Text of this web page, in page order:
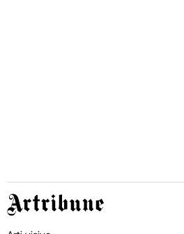
Artribune